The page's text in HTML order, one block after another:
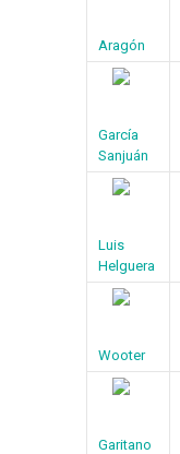
Aragón
García
Sanjuán
Luis
Helguera
Wooter
Garitano